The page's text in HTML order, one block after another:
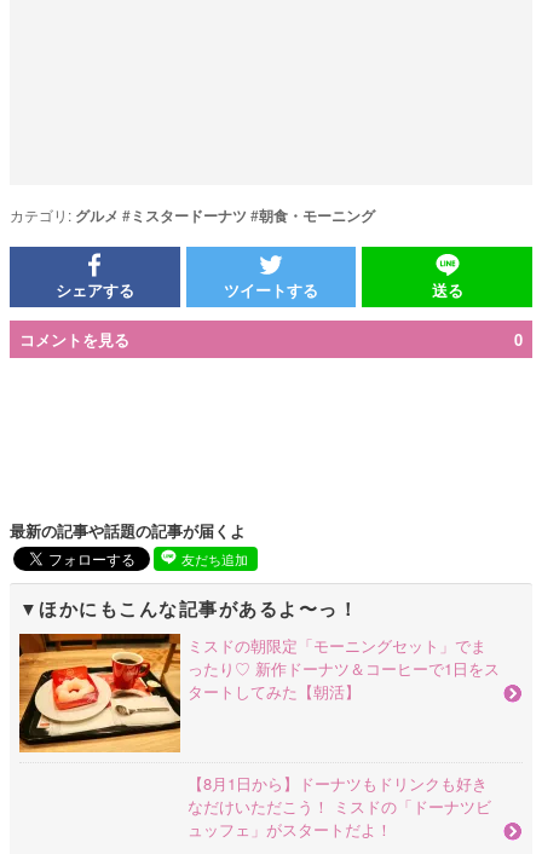
カテゴリ: グルメ #ミスタードーナツ #朝食・モーニング
シェアする ツイートする 送る
コメントを見る 0
最新の記事や話題の記事が届くよ
友だち追加
ほかにもこんな記事があるよ〜っ！
ミスドの朝限定「モーニングセット」でま
ったり♡ 新作ドーナツ＆コーヒーで1日をス
タートしてみた【朝活】
【8月1日から】ドーナツもドリンクも好き
なだけいただこう！ ミスドの「ドーナツビ
ュッフェ」がスタートだよ！